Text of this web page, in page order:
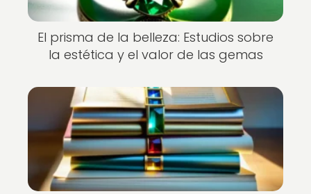
El prisma de la belleza: Estudios sobre
la estética y el valor de las gemas